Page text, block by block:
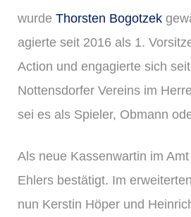
wurde Thorsten Bogotzek
agierte seit 2016 als 1.
Action und engagierte sich
Nottensdorfer Vereins im
sei es als Spieler, Obmann
Als neue Kassenwartin im
Ehlers bestätigt. Im
nun Kerstin Höper und